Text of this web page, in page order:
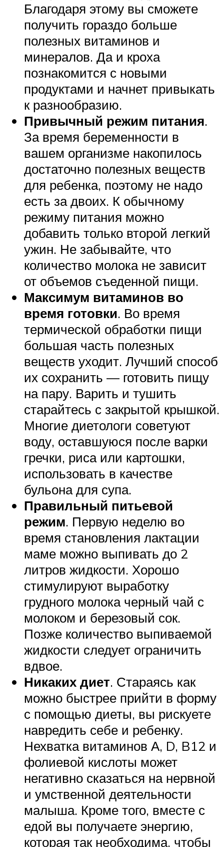
Благодаря этому вы сможете
получить гораздо больше
полезных витаминов и
минералов. Да и кроха
познакомится с новыми
продуктами и начнет привыкать
к разнообразию.
Привычный режим питания.
За время беременности в
вашем организме накопилось
достаточно полезных веществ
для ребенка, поэтому не надо
есть за двоих. К обычному
режиму питания можно
добавить только второй легкий
ужин. Не забывайте, что
количество молока не зависит
от объемов съеденной пищи.
Максимум витаминов во
время готовки. Во время
термической обработки пищи
большая часть полезных
веществ уходит. Лучший способ
их сохранить — готовить пищу
на пару. Варить и тушить
старайтесь с закрытой крышкой.
Многие диетологи советуют
воду, оставшуюся после варки
гречки, риса или картошки,
использовать в качестве
бульона для супа.
Правильный питьевой
режим. Первую неделю во
время становления лактации
маме можно выпивать до 2
литров жидкости. Хорошо
стимулируют выработку
грудного молока черный чай с
молоком и березовый сок.
Позже количество выпиваемой
жидкости следует ограничить
вдвое.
Никаких диет. Стараясь как
можно быстрее прийти в форму
с помощью диеты, вы рискуете
навредить себе и ребенку.
Нехватка витаминов А, D, B12 и
фолиевой кислоты может
негативно сказаться на нервной
и умственной деятельности
малыша. Кроме того, вместе с
едой вы получаете энергию,
которая так необходима, чтобы